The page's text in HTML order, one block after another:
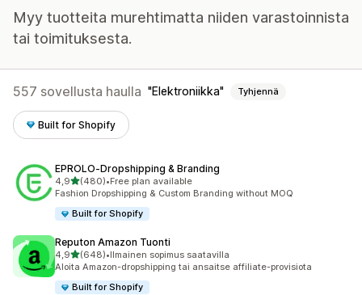
Myy tuotteita murehtimatta niiden varastoinnista
tai toimituksesta.
557 sovellusta haulla Elektroniikka Tyhjennä
Built for Shopify
EPROLO‑Dropshipping & Branding
4,9/ 5 tähteä
(480)
480 arvostelua yhteensä
•Free plan available
Fashion Dropshipping & Custom Branding without MOQ
Built for Shopify
Reputon Amazon Tuonti
4,9/ 5 tähteä
(648)
648 arvostelua yhteensä
•Ilmainen sopimus saatavilla
Aloita Amazon-dropshipping tai ansaitse affiliate-provisiota
Built for Shopify